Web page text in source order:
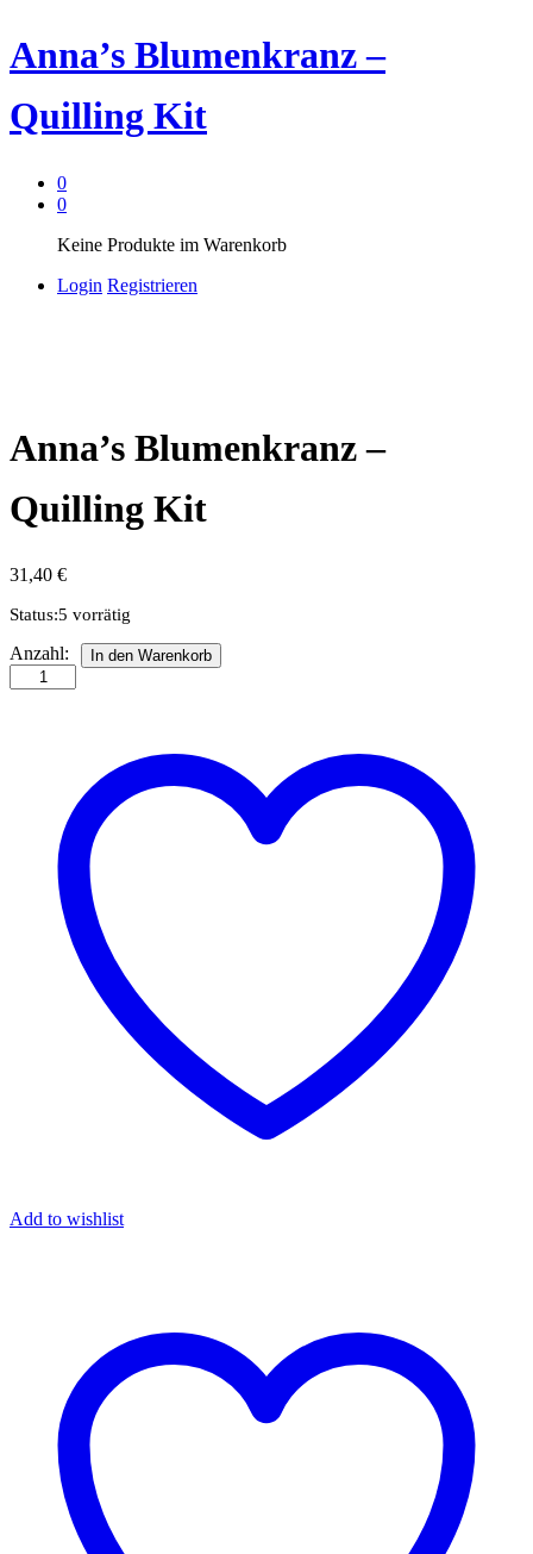
Anna’s Blumenkranz –
Quilling Kit
0
0
Keine Produkte im Warenkorb
Login Registrieren
Anna’s Blumenkranz –
Quilling Kit
31,40 €
Status:5 vorrätig
Anna's
Blumenkranz
-
Anzahl: In den Warenkorb
Add to wishlist